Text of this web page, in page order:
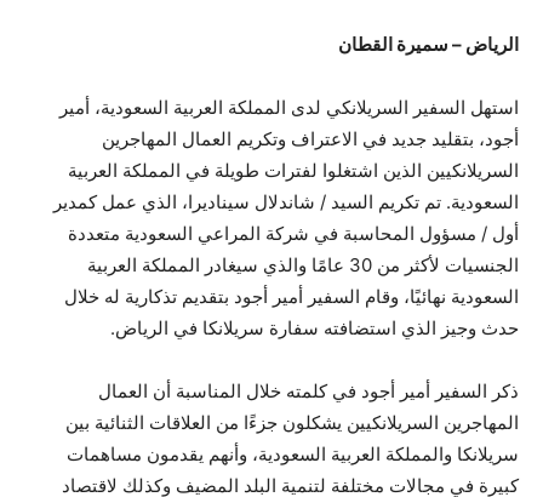
الرياض – سميرة القطان
استهل السفير السريلانكي لدى المملكة العربية السعودية، أمير
أجود، بتقليد جديد في الاعتراف وتكريم العمال المهاجرين
السريلانكيين الذين اشتغلوا لفترات طويلة في المملكة العربية
السعودية. تم تكريم السيد / شاندلال سيناديرا، الذي عمل كمدير
أول / مسؤول المحاسبة في شركة المراعي السعودية متعددة
الجنسيات لأكثر من 30 عامًا والذي سيغادر المملكة العربية
السعودية نهائيًا، وقام السفير أمير أجود بتقديم تذكارية له خلال
حدث وجيز الذي استضافته سفارة سريلانكا في الرياض.
ذكر السفير أمير أجود في كلمته خلال المناسبة أن العمال
المهاجرين السريلانكيين يشكلون جزءًا من العلاقات الثنائية بين
سريلانكا والمملكة العربية السعودية، وأنهم يقدمون مساهمات
كبيرة في مجالات مختلفة لتنمية البلد المضيف وكذلك لاقتصاد